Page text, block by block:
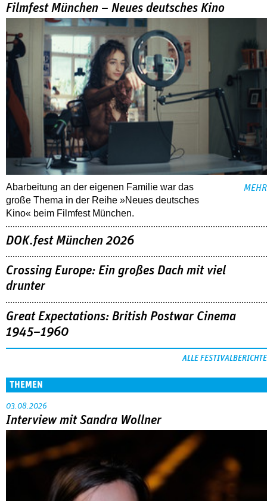
Filmfest München – Neues deutsches Kino
Abarbeitung an der eigenen Familie war das
große Thema in der Reihe »Neues deutsches
Kino« beim Filmfest München.
MEHR
DOK.fest München 2026
Crossing Europe: Ein großes Dach mit viel
drunter
Great Expectations: British Postwar Cinema
1945–1960
ALLE FESTIVALBERICHTE
THEMEN
03.08.2026
Interview mit Sandra Wollner